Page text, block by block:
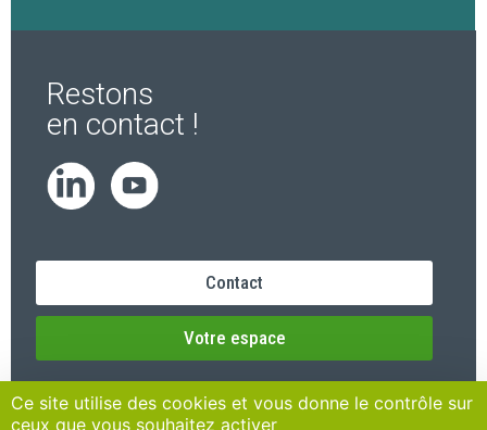
Restons
en contact !
Contact
Votre espace
Ce site utilise des cookies et vous donne le contrôle sur
ceux que vous souhaitez activer